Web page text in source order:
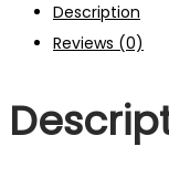
Description
Reviews (0)